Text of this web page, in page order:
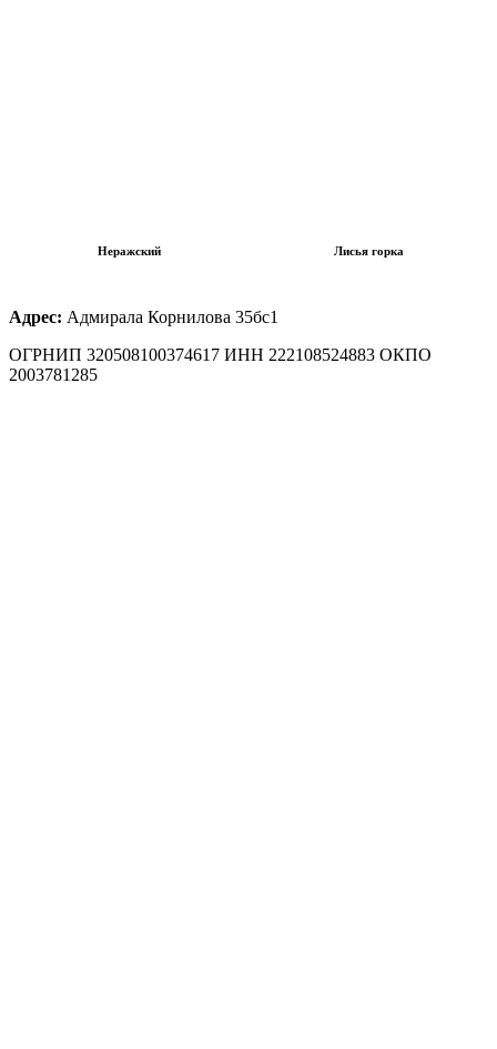
Неражский Лисья горка
Адрес: Адмирала Корнилова 35бс1
ОГРНИП 320508100374617 ИНН 222108524883 ОКПО
2003781285